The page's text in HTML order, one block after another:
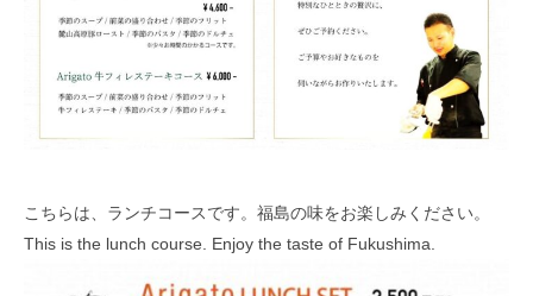
こちらは、ランチコースです。福島の味をお楽しみください。
This is the lunch course. Enjoy the taste of Fukushima.